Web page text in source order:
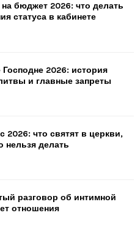
бюджет 2026: что делать
статуса в кабинете
2026: история
и главные запреты
2026: что святят в церкви,
нельзя делать
разговор об интимной
отношения